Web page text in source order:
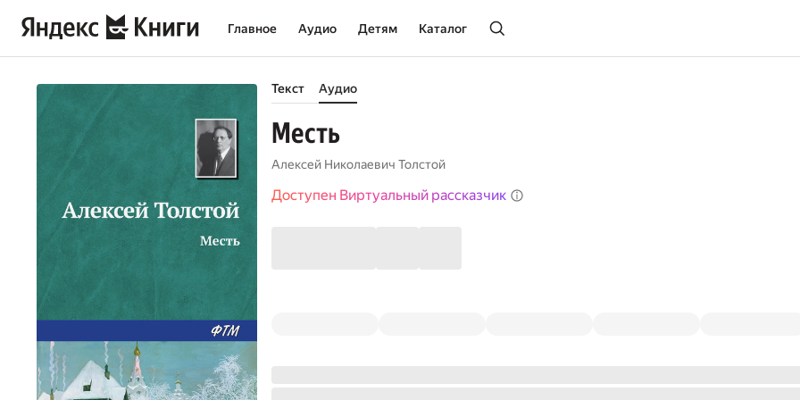
Главное Аудио Детям Каталог
Текст Аудио
Месть
Алексей Николаевич Толстой
Доступен Виртуальный рассказчик